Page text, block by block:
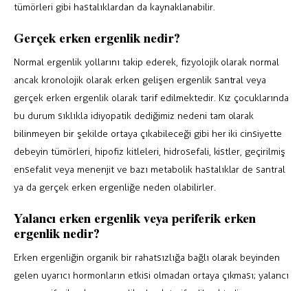
tümörleri gibi hastalıklardan da kaynaklanabilir.
Gerçek erken ergenlik nedir?
Normal ergenlik yollarını takip ederek, fizyolojik olarak normal
ancak kronolojik olarak erken gelişen ergenlik santral veya
gerçek erken ergenlik olarak tarif edilmektedir. Kız çocuklarında
bu durum sıklıkla idiyopatik dediğimiz nedeni tam olarak
bilinmeyen bir şekilde ortaya çıkabileceği gibi her iki cinsiyette
debeyin tümörleri, hipofiz kitleleri, hidrosefali, kistler, geçirilmiş
ensefalit veya menenjit ve bazı metabolik hastalıklar de santral
ya da gerçek erken ergenliğe neden olabilirler.
Yalancı erken ergenlik veya periferik erken
ergenlik nedir?
Erken ergenliğin organik bir rahatsızlığa bağlı olarak beyinden
gelen uyarıcı hormonların etkisi olmadan ortaya çıkması; yalancı